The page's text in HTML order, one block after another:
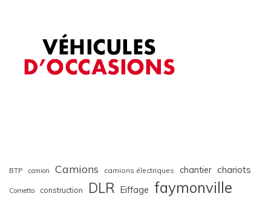
BTP camion Camions camions électriques chantier chariots
Cometto construction DLR Eiffage faymonville